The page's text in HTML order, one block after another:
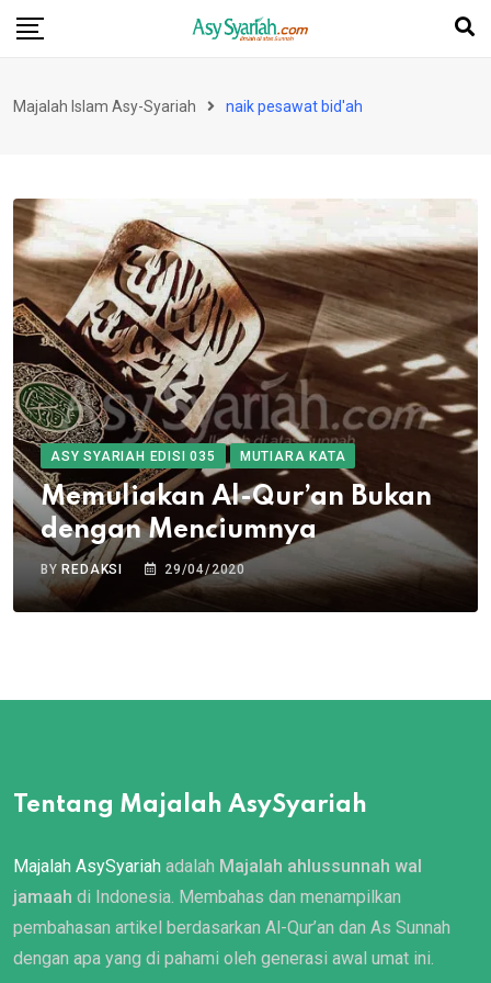
Skip
Majalah Islam Asy-Syariah naik pesawat bid'ah
ASY SYARIAH EDISI 035 MUTIARA KATA
Memuliakan Al-Qur’an Bukan
dengan Menciumnya
BYREDAKSI 29/04/2020
Tentang Majalah AsySyariah
Majalah AsySyariah adalah Majalah ahlussunnah wal
jamaah di Indonesia. Membahas dan menampilkan
pembahasan artikel berdasarkan Al-Qur’an dan As Sunnah
dengan apa yang di pahami oleh generasi awal umat ini.